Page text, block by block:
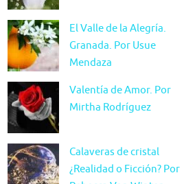
El Valle de la Alegría.
Granada. Por Usue
Mendaza
Valentía de Amor. Por
Mirtha Rodríguez
Calaveras de cristal
¿Realidad o Ficción? Por